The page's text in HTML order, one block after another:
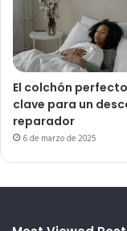
El colchón
clave para un
reparador
6 de marzo de 2025